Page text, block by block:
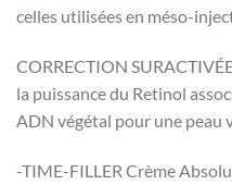
celles utilisées en méso-
CORRECTION
la puissance du Retinol
ADN végétal pour une peau
-TIME-FILLER Crème